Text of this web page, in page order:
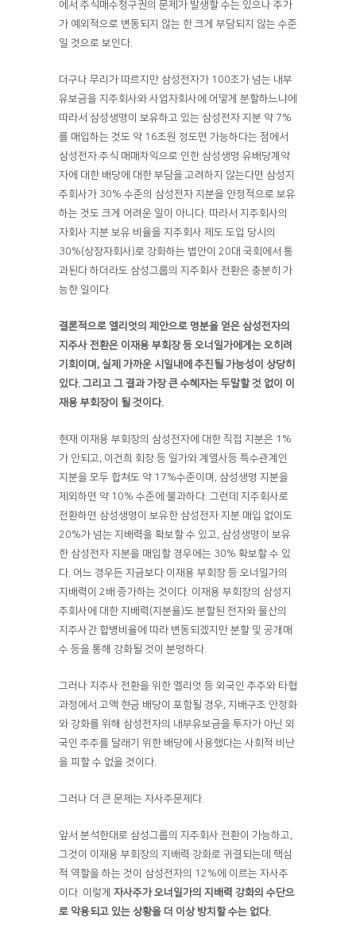
에서 주식매수청구권의 문제가 발생할 수는 있으나 주가
가 예외적으로 변동되지 않는 한 크게 부담되지 않는 수준
일 것으로 보인다.
더구나 무리가 따르지만 삼성전자가 100조가 넘는 내부
유보금을 지주회사와 사업자회사에 어떻게 분할하느냐에
따라서 삼성생명이 보유하고 있는 삼성전자 지분 약 7%
를 매입하는 것도 약 16조원 정도면 가능하다는 점에서
삼성전자 주식 매매차익으로 인한 삼성생명 유배당계약
자에 대한 배당에 대한 부담을 고려하지 않는다면 삼성지
주회사가 30% 수준의 삼성전자 지분을 안정적으로 보유
하는 것도 크게 어려운 일이 아니다. 따라서 지주회사의
자회사 지분 보유 비율을 지주회사 제도 도입 당시의
30%(상장자회사)로 강화하는 법안이 20대 국회에서 통
과된다 하더라도 삼성그룹의 지주회사 전환은 충분히 가
능한 일이다.
결론적으로 엘리엇의 제안으로 명분을 얻은 삼성전자의
지주사 전환은 이재용 부회장 등 오너일가에게는 오히려
기회이며 , 실제 가까운 시일내에 추진될 가능성이 상당히
있다. 그리고 그 결과 가장 큰 수혜자는 두말할 것 없이 이
재용 부회장이 될 것이다.
현재 이재용 부회장의 삼성전자에 대한 직접 지분은 1%
가 안되고, 이건희 회장 등 일가와 계열사등 특수관계인
지분을 모두 합쳐도 약 17%수준이며, 삼성생명 지분을
제외하면 약 10% 수준에 불과하다. 그런데 지주회사로
전환하면 삼성생명이 보유한 삼성전자 지분 매입 없이도
20%가 넘는 지배력을 확보할 수 있고, 삼성생명이 보유
한 삼성전자 지분을 매입할 경우에는 30% 확보할 수 있
다. 어느 경우든 지금보다 이재용 부회장 등 오너일가의
지배력이 2배 증가하는 것이다. 이재용 부회장의 삼성지
주회사에 대한 지배력(지분율)도 분할된 전자와 물산의
지주사간 합병비율에 따라 변동되겠지만 분할 및 공개매
수 등을 통해 강화될 것이 분명하다.
그러나 지주사 전환을 위한 엘리엇 등 외국인 주주와 타협
과정에서 고액 현금 배당이 포함될 경우, 지배구조 안정화
와 강화를 위해 삼성전자의 내부유보금을 투자가 아닌 외
국인 주주를 달래기 위한 배당에 사용했다는 사회적 비난
을 피할 수 없을 것이다.
그러나 더 큰 문제는 자사주문제다.
앞서 분석한대로 삼성그룹의 지주회사 전환이 가능하고,
그것이 이재용 부회장의 지배력 강화로 귀결되는데 핵심
적 역할을 하는 것이 삼성전자의 12%에 이르는 자사주
이다. 이렇게 자사주가 오너일가의 지배력 강화의 수단으
로 악용되고 있는 상황을 더 이상 방치할 수는 없다.